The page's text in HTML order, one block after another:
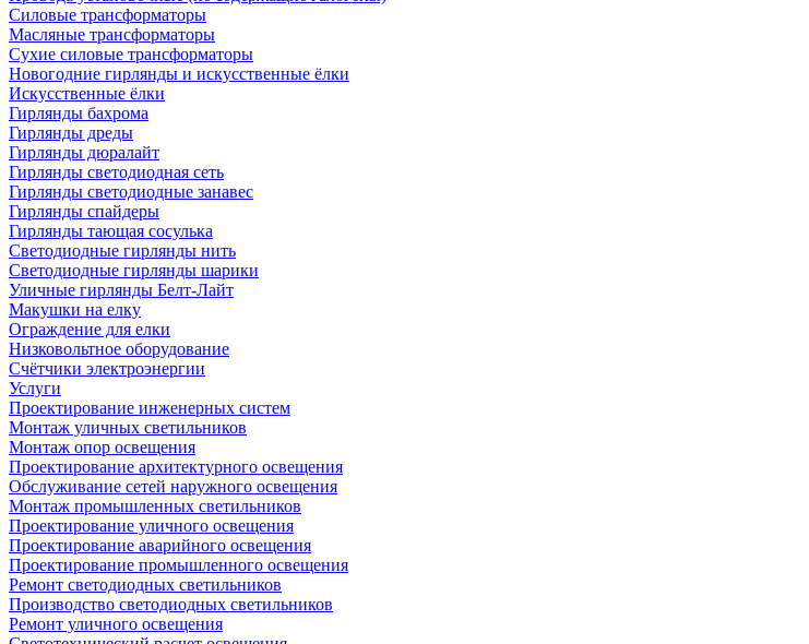
Силовые трансформаторы
Масляные трансформаторы
Сухие силовые трансформаторы
Новогодние гирлянды и искусственные ёлки
Искусственные ёлки
Гирлянды бахрома
Гирлянды дреды
Гирлянды дюралайт
Гирлянды светодиодная сеть
Гирлянды светодиодные занавес
Гирлянды спайдеры
Гирлянды тающая сосулька
Светодиодные гирлянды нить
Светодиодные гирлянды шарики
Уличные гирлянды Белт-Лайт
Макушки на елку
Ограждение для елки
Низковольтное оборудование
Счётчики электроэнергии
Услуги
Проектирование инженерных систем
Монтаж уличных светильников
Монтаж опор освещения
Проектирование архитектурного освещения
Обслуживание сетей наружного освещения
Монтаж промышленных светильников
Проектирование уличного освещения
Проектирование аварийного освещения
Проектирование промышленного освещения
Ремонт светодиодных светильников
Производство светодиодных светильников
Ремонт уличного освещения